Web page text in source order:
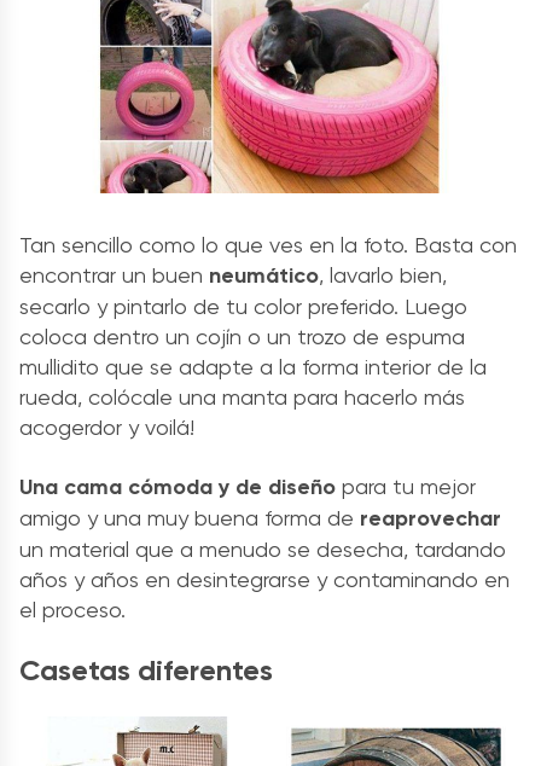
Tan sencillo como lo que ves en la foto. Basta con
encontrar un buen neumático, lavarlo bien,
secarlo y pintarlo de tu color preferido. Luego
coloca dentro un cojín o un trozo de espuma
mullidito que se adapte a la forma interior de la
rueda, colócale una manta para hacerlo más
acogerdor y voilá!
Una cama cómoda y de diseño para tu mejor
amigo y una muy buena forma de reaprovechar
un material que a menudo se desecha, tardando
años y años en desintegrarse y contaminando en
el proceso.
Casetas diferentes